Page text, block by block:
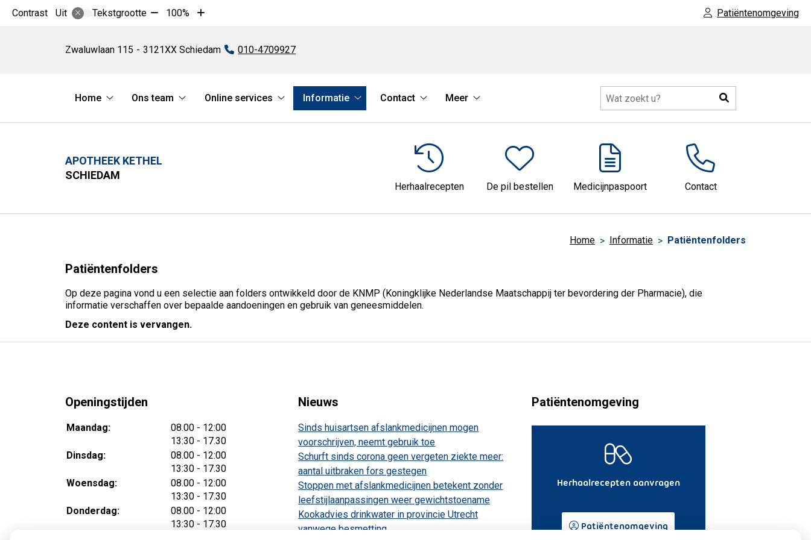
Contrast Uit Tekstgrootte Tekst
10%
100%
Tekst
10%
Patiëntenomgeving
Zwaluwlaan 115 3121XX Schiedam Tel:
010-4709927
Hoofdmenu
Home
submenu
Ons team
team
Online services
Online
services
Informatie
Informatie
submenu
Contact
submenu
Meer
submenu
Zoeken
APOTHEEK KETHEL
SCHIEDAM
Herhaalrecepten De pil bestellen Medicijnpaspoort Contact
Home Informatie Patiëntenfolders
Patiëntenfolders
Op deze pagina vond u een selectie aan folders ontwikkeld door de KNMP (Koningklijke Nederlandse Maatschappij ter bevordering der Pharmacie), die
informatie verschaffen over bepaalde aandoeningen en gebruik van geneesmiddelen.
Deze content is vervangen.
Openingstijden
Maandag: 08.00 tot
- 12:00
13:30 tot
- 17.30
Dinsdag:
08.00 tot
- 12:00
13:30 tot
- 17.30
Woensdag:
08.00 tot
- 12:00
13:30 tot
- 17.30
Donderdag:
08.00 tot
- 12:00
13:30 tot
- 17.30
Nieuws
Sinds huisartsen afslankmedicijnen mogen
voorschrijven, neemt gebruik toe
Schurft sinds corona geen vergeten ziekte meer:
aantal uitbraken fors gestegen
Stoppen met afslankmedicijnen betekent zonder
leefstijlaanpassingen weer gewichtstoename
Kookadvies drinkwater in provincie Utrecht
vanwege besmetting
Patiëntenomgeving
Herhaalrecepten aanvragen
Patiëntenomgeving